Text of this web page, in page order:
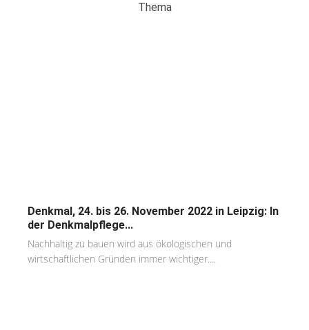
Thema
Denkmal, 24. bis 26. November 2022 in Leipzig: In
der Denkmalpflege...
Nachhaltig zu bauen wird aus ökologischen und
wirtschaftlichen Gründen immer wichtiger....